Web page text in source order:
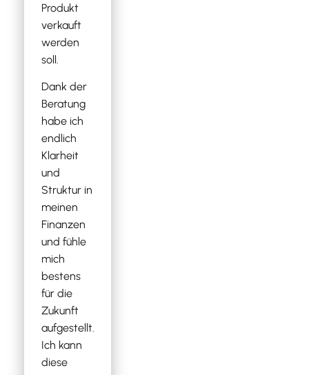
Produkt
verkauft
werden
soll.
Dank der
Beratung
habe ich
endlich
Klarheit
und
Struktur in
meinen
Finanzen
und fühle
mich
bestens
für die
Zukunft
aufgestellt.
Ich kann
diese